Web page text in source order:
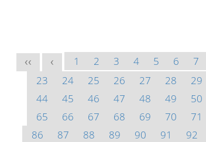
<< < 1 2 3 4 5 6 7
23
24 25 26 27 28 29
44
45 46 47 48 49 50
65
66 67 68 69 70 71
86
87 88 89 90 91 92